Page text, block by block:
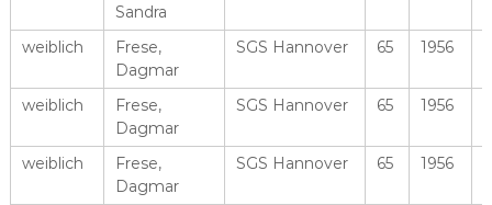
Sandra
weiblich
Frese,
Dagmar
SGS Hannover 65 1956
weiblich
Frese,
Dagmar
SGS Hannover 65 1956
weiblich
Frese,
Dagmar
SGS Hannover 65 1956